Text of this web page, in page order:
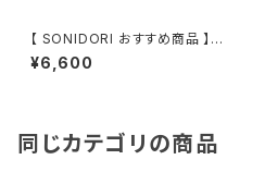
【 SONIDORI おすすめ商品 】レ
ンズサポートプレート 230mm
アルカスイス QRプレート
¥6,600
同じカテゴリの商品